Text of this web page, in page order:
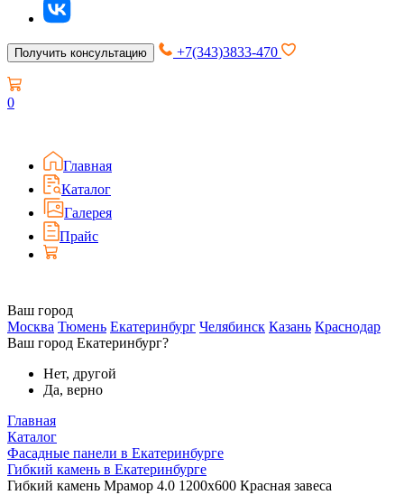
Получить консультацию +7(343)3833-470
0
Главная
Каталог
Галерея
Прайс
Ваш город
Москва Тюмень Екатеринбург Челябинск Казань Краснодар
Ваш город Екатеринбург?
Нет, другой
Да, верно
Главная
Каталог
Фасадные панели в Екатеринбурге
Гибкий камень в Екатеринбурге
Гибкий камень Мрамор 4.0 1200x600 Красная завеса